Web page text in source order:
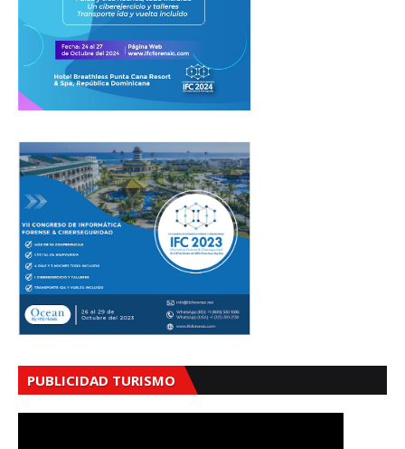
PUBLICIDAD TURISMO